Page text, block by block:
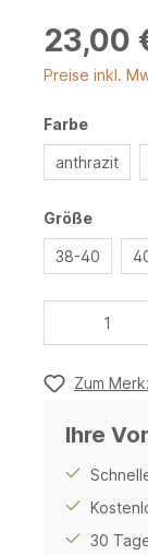
23,00
Preise inkl.
Farbe
anthrazit
Größe
38-40
Zum
Ihre
30